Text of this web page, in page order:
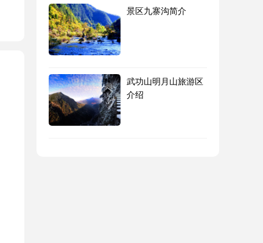
景区九寨沟简介
武功山明月山旅游区
介绍